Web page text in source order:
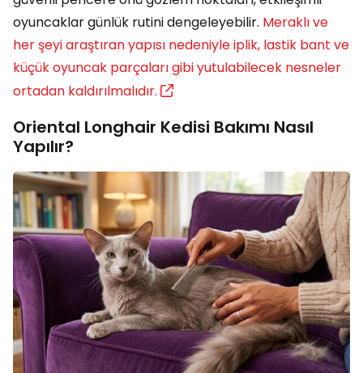
oyuncaklar günlük rutini dengeleyebilir. Meraklı ve
her şeyi araştıran yapısı nedeniyle iplik, lastik bant ve
küçük oyuncak parçaları gibi yutulabilecek nesneler
ortadan kaldırılmalıdır.
Oriental Longhair Kedisi Bakımı Nasıl
Yapılır?